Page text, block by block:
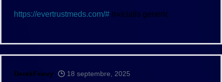
https://evertrustmeds.com/# п»їcialis generic
DerekFeevy 18 septembre, 2025